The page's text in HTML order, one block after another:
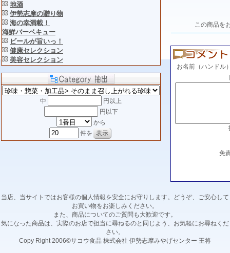
地酒
伊勢志摩の贈り物
海の幸満載！
海鮮バーベキュー
ビールが旨いっ！
健康セレクション
美容セレクション
中
円以上
円以下
から
件を
この商品を
お名前（ハンドル
免
当店、当サイトではお客様の個人情報を安全にお守りします。どうぞ、ご安心して
お買い物をお楽しみください。
また、商品についてのご質問も大歓迎です。
気になった商品は、実際のお店で担当に尋ねるのと同じよう、お気軽にお尋ねくだ
さい。
Copy Right 2006©サコウ食品 株式会社 伊勢志摩みやげセンター 王将